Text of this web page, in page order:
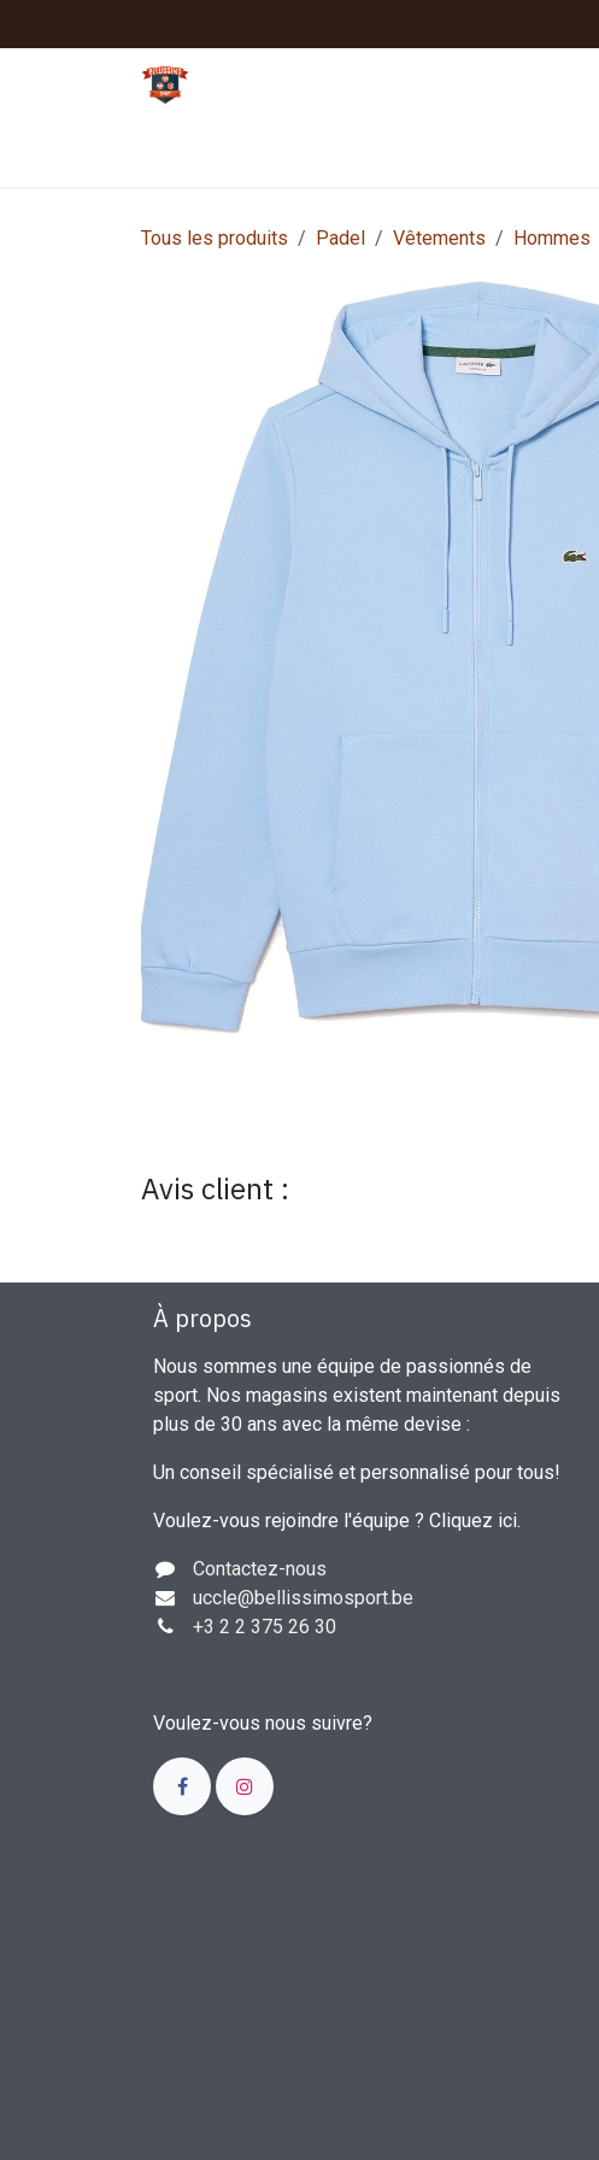
Tous les produits Padel Vêtements Hommes
Avis client :
À propos
Nous sommes une équipe de passionnés de
sport. Nos magasins existent maintenant depuis
plus de 30 ans avec la même devise :
Un conseil spécialisé et personnalisé pour tous!
Voulez-vous rejoindre l'équipe ? Cliquez ici.
Contactez-nous
uccle@bellissimosport.be
+3 2 2 375 26 30
Voulez-vous nous suivre?